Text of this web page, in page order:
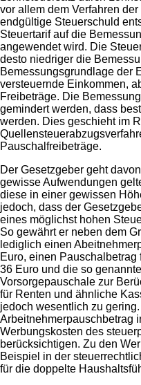
vor allem dem Verfahren
endgültige Steuerschuld
Steuertarif auf die
angewendet wird. Die
desto niedriger die
Bemessungsgrundlage der
versteuernde Einkommen,
Freibeträge. Die
gemindert werden, dass
werden. Dies geschieht im
Pauschalfreibeträge.
Der Gesetzgeber geht
gewisse Aufwendungen
diese in einer gewissen
jedoch, dass der
eines möglichst hohen
So gewährt er neben dem
lediglich einen
Euro, einen
36 Euro und die so
Vorsorgepauschale zur
für Renten und ähnliche
jedoch wesentlich zu
Arbeitnehmerpauschbetrag
Werbungskosten des
berücksichtigen. Zu den
Beispiel in der
für die doppelte